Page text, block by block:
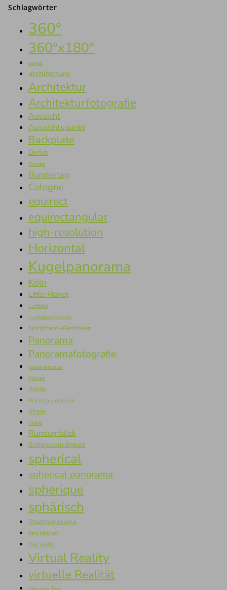
Schlagwörter
360°
360°x180°
aerial
architecture
Architektur
Architekturfotografie
Aussicht
Aussichtspunkt
Backplate
Berlin
Brücke
Bundestag
Cologne
equirect
equirectangular
high-resolution
Horizontal
Kugelpanorama
Köln
Little Planet
Luftbild
Luftbildaufnahme
Nordrhein-Westfalen
Panorama
Panoramafotografie
panoramique
Planet
Politik
Reichstagsgebäude
Rhein
Rhine
Rundumblick
Sehenswürdigkeit
spherical
spherical panorama
spherique
sphärisch
Stadtpanorama
tiny planet
tiny world
Virtual Reality
virtuelle Realität